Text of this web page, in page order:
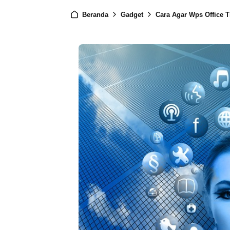
Beranda Gadget Cara Agar Wps Office